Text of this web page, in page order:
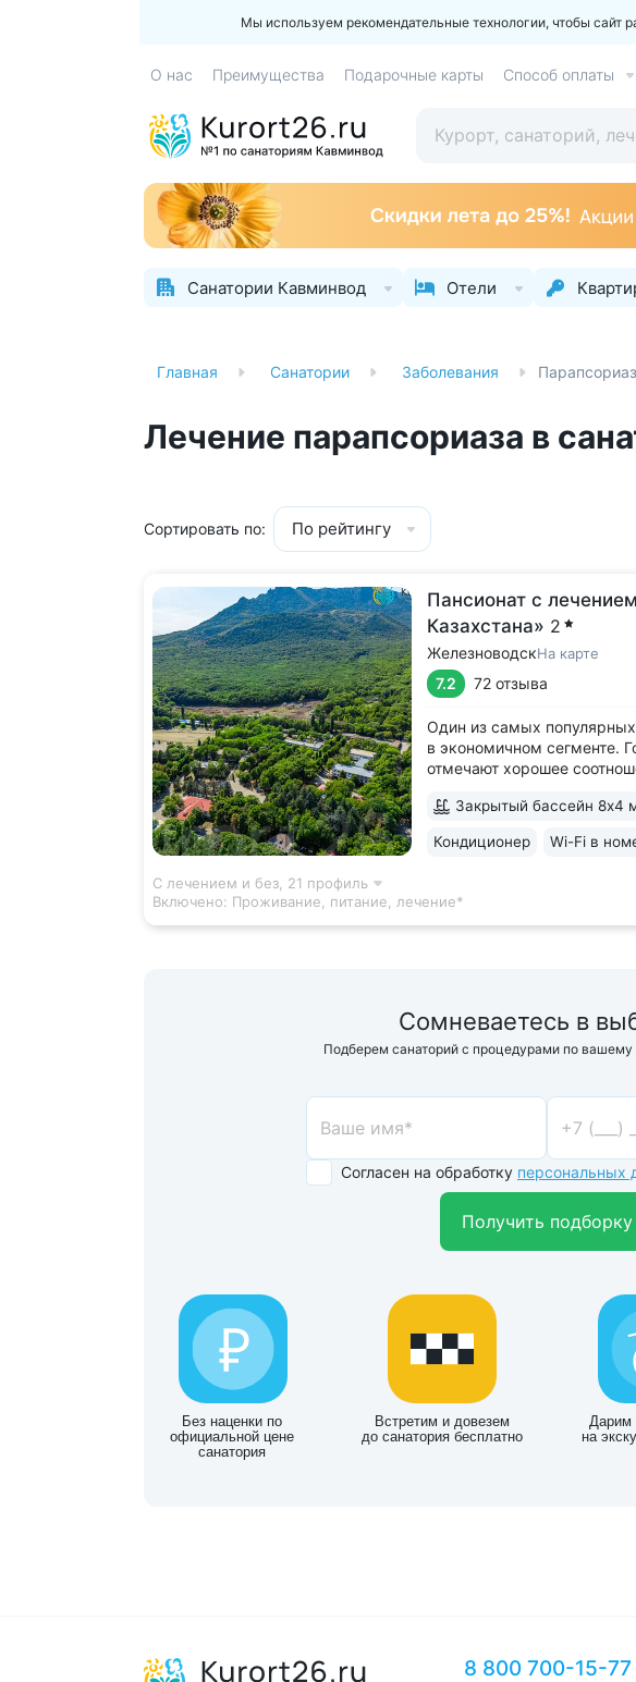
Мы используем рекомендательные технологии, чтобы сайт
О нас Преимущества Подарочные карты Способ оплаты
Санатории Кавминвод Отели
Главная Санатории Заболевания Парапсориаз
Лечение парапсориаза в
Сортировать по: По рейтингу
Пансионат с
Казахстана» 2
ЖелезноводскНа карте
7.2 72 отзыва
Один из самых популярных
в экономичном сегменте.
отмечают хорошее
леса, у подножия горы
деревьями, беседками,
Закрытый бассейн 8х4
Кондиционер Wi-Fi в
С лечением и без, 21 профиль
Включено: Проживание, питание, лечение*
Сомневаетесь в
Подберем санаторий с процедурами по
Согласен на обработку персональных
Получить подборку
Без наценки по
официальной цене
санатория
Встретим и довезем
до санатория бесплатно
Дарим
на
8 800 700-15-77